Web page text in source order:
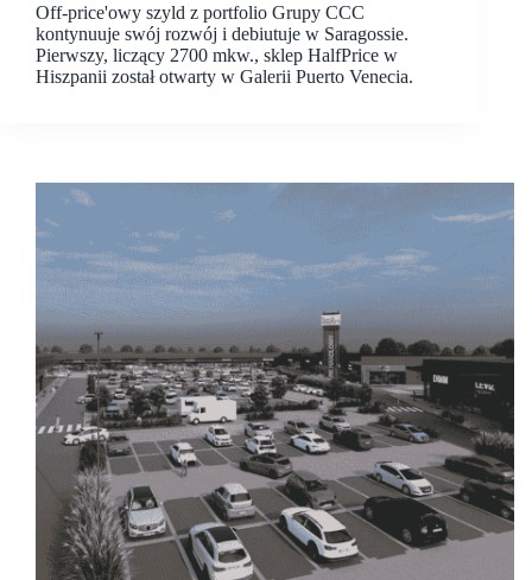
Off-price'owy szyld z portfolio Grupy CCC
kontynuuje swój rozwój i debiutuje w Saragossie.
Pierwszy, liczący 2700 mkw., sklep HalfPrice w
Hiszpanii został otwarty w Galerii Puerto Venecia.